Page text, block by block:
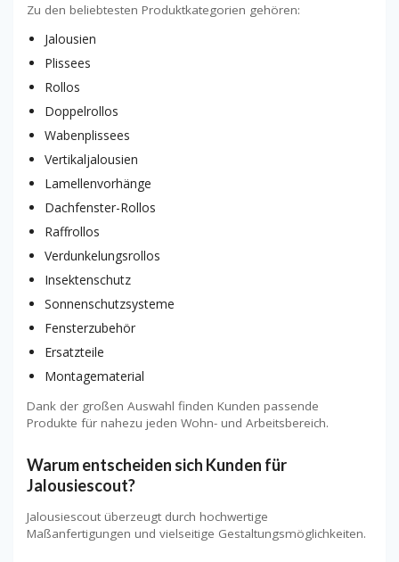
Zu den beliebtesten Produktkategorien gehören:
Jalousien
Plissees
Rollos
Doppelrollos
Wabenplissees
Vertikaljalousien
Lamellenvorhänge
Dachfenster-Rollos
Raffrollos
Verdunkelungsrollos
Insektenschutz
Sonnenschutzsysteme
Fensterzubehör
Ersatzteile
Montagematerial
Dank der großen Auswahl finden Kunden passende
Produkte für nahezu jeden Wohn- und Arbeitsbereich.
Warum entscheiden sich Kunden für
Jalousiescout?
Jalousiescout überzeugt durch hochwertige
Maßanfertigungen und vielseitige Gestaltungsmöglichkeiten.